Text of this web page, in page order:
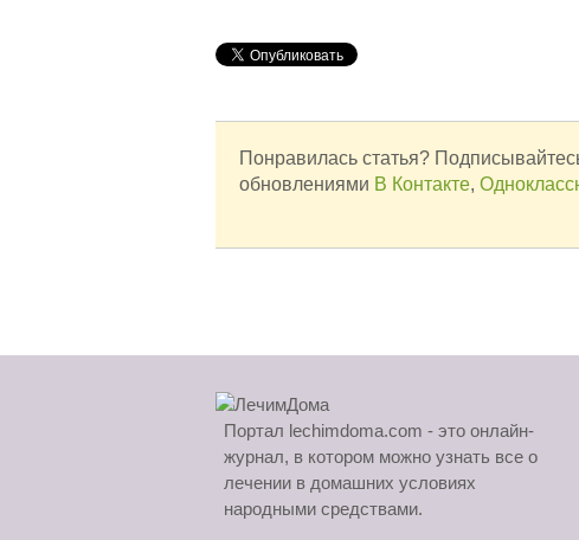
Понравилась статья?
обновлениями В Контакте,
Портал lechimdoma.com - это онлайн-
журнал, в котором можно узнать все о
лечении в домашних условиях
народными средствами.